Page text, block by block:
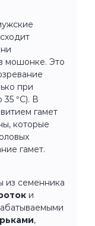
мошонке. Это
при
°С). В
гамет
которые
гамет.
из семенника
и
,